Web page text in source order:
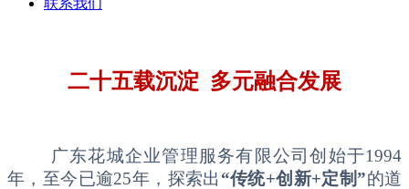
联系我们
二十五载沉淀 多元融合发展
广东花城企业管理服务有限公司创始于1994
年，至今已逾25年，探索出 “传统+创新+定制”的道